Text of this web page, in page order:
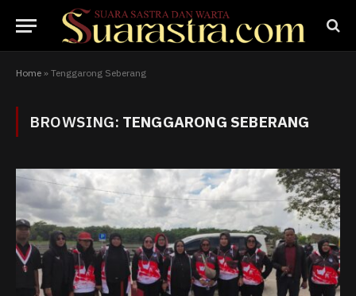
Home » Tenggarong Seberang
BROWSING: TENGGARONG SEBERANG